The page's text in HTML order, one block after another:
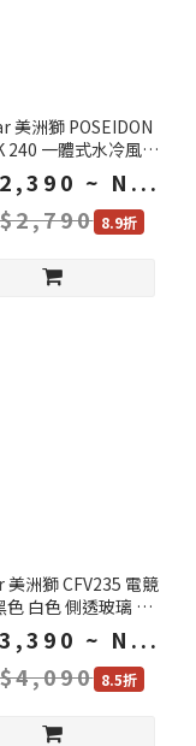
美洲獅 POSEIDON
240 一體式水冷風扇
1.9吋顯示螢幕 智
散熱器 水冷散熱器
~ N...
8.9折
美洲獅 CFV235 電競
色 白色 側透玻璃 磁
浮架構雙艙室 電腦
機殼 中塔機殼 機箱
~ N...
8.5折